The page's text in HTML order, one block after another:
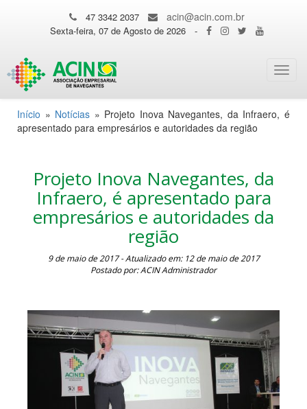
47 3342 2037 acin@acin.com.br
Sexta-feira, 07 de Agosto de 2026 -
Início » Notícias » Projeto Inova Navegantes, da Infraero, é
apresentado para empresários e autoridades da região
Projeto Inova Navegantes, da
Infraero, é apresentado para
empresários e autoridades da
região
9 de maio de 2017 - Atualizado em: 12 de maio de 2017
Postado por: ACIN Administrador